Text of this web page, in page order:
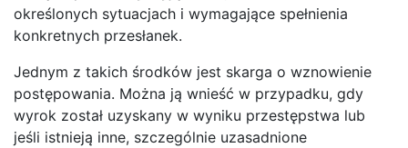
określonych sytuacjach i wymagające spełnienia
konkretnych przesłanek.
Jednym z takich środków jest skarga o wznowienie
postępowania. Można ją wnieść w przypadku, gdy
wyrok został uzyskany w wyniku przestępstwa lub
jeśli istnieją inne, szczególnie uzasadnione